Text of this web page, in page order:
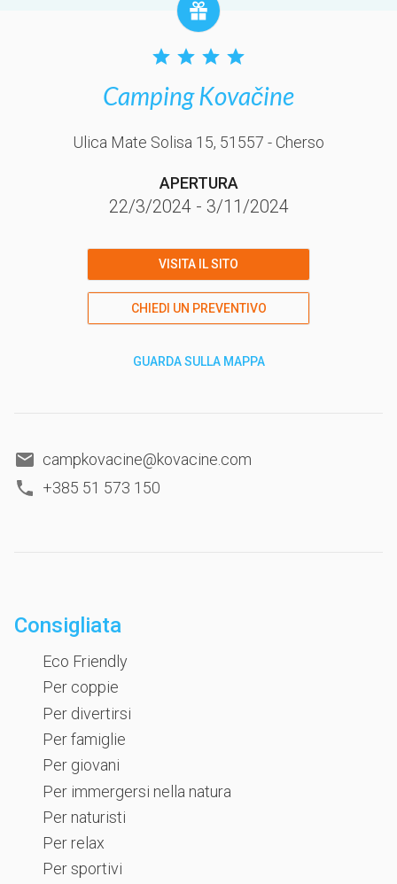
Camping Kovačine
Ulica Mate Solisa 15, 51557 - Cherso
APERTURA
22/3/2024- 3/11/2024
VISITA IL SITO
CHIEDI UN PREVENTIVO
GUARDA SULLA MAPPA
campkovacine@kovacine.com
+385 51 573 150
Consigliata
Eco Friendly
Per coppie
Per divertirsi
Per famiglie
Per giovani
Per immergersi nella natura
Per naturisti
Per relax
Per sportivi